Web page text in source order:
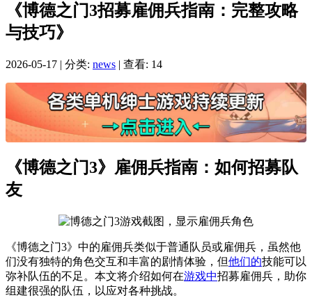
《博德之门3招募雇佣兵指南：完整攻略
与技巧》
2026-05-17 | 分类: news | 查看: 14
《博德之门3》雇佣兵指南：如何招募队
友
《博德之门3》中的雇佣兵类似于普通队员或雇佣兵，虽然他
们没有独特的角色交互和丰富的剧情体验，但他们的技能可以
弥补队伍的不足。本文将介绍如何在游戏中招募雇佣兵，助你
组建很强的队伍，以应对各种挑战。